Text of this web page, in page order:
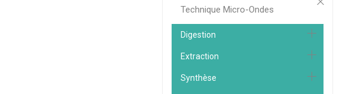
Technique Micro-Ondes
Digestion
Extraction
Synthèse